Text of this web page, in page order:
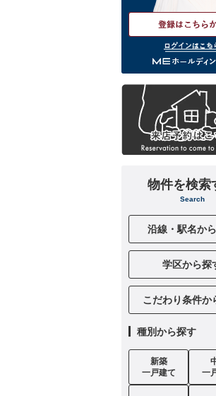
ログインはこち
物件を検索
Search
沿線・駅名か
学区から探
こだわり条件か
種別から探す
新築
一戸建て
一